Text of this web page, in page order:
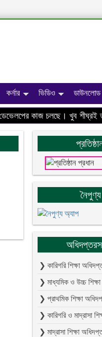
কর্নার ভিডিও ডাউনলোড
কাজ চলছে। খুব শীঘ্রই তথ্য
❯ কারিগরি শিক্ষা
❯ মাধ্যমিক ও উচ্চ
❯ প্রাথমিক শিক্ষা
❯ কারিগরি ও মাদ্রাসা
❯ মাদ্রাসা শিক্ষা